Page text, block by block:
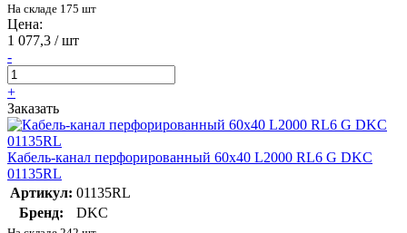
На складе 175 шт
Цена:
1 077,3 / шт
-
+
Заказать
Кабель-канал перфорированный 60х40 L2000 RL6 G DKC
01135RL
Артикул: 01135RL
Бренд:
DKC